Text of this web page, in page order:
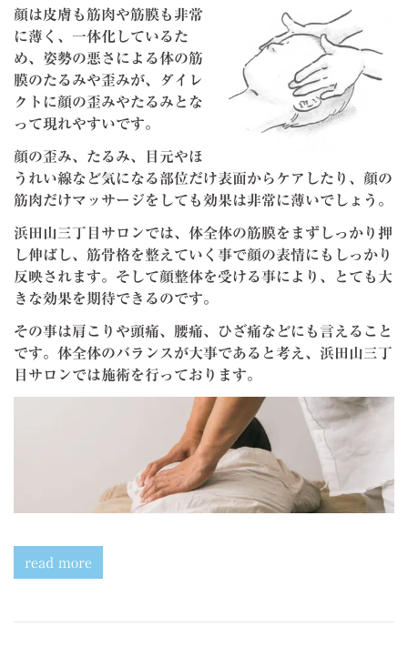
顔は皮膚も筋肉や筋膜も非常
に薄く、一体化しているた
め、姿勢の悪さによる体の筋
膜のたるみや歪みが、ダイレ
クトに顔の歪みやたるみとな
って現れやすいです。
顔の歪み、たるみ、目元やほ
うれい線など気になる部位だけ表面からケアしたり、顔の
筋肉だけマッサージをしても効果は非常に薄いでしょう。
浜田山三丁目サロンでは、体全体の筋膜をまずしっかり押
し伸ばし、筋骨格を整えていく事で顔の表情にもしっかり
反映されます。そして顔整体を受ける事により、とても大
きな効果を期待できるのです。
その事は肩こりや頭痛、腰痛、ひざ痛などにも言えること
です。体全体のバランスが大事であると考え、浜田山三丁
目サロンでは施術を行っております。
read more